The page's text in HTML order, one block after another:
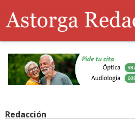
Redacción